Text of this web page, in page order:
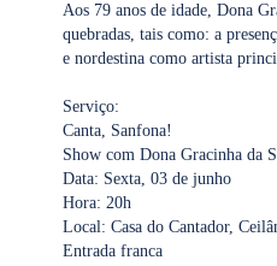
Aos 79 anos de idade, Dona
quebradas, tais como: a
e nordestina como artista
Serviço:
Canta, Sanfona!
Show com Dona Gracinha da
Data: Sexta, 03 de junho
Hora: 20h
Local: Casa do Cantador,
Entrada franca